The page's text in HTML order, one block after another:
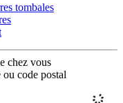
tombales
chez vous
code postal